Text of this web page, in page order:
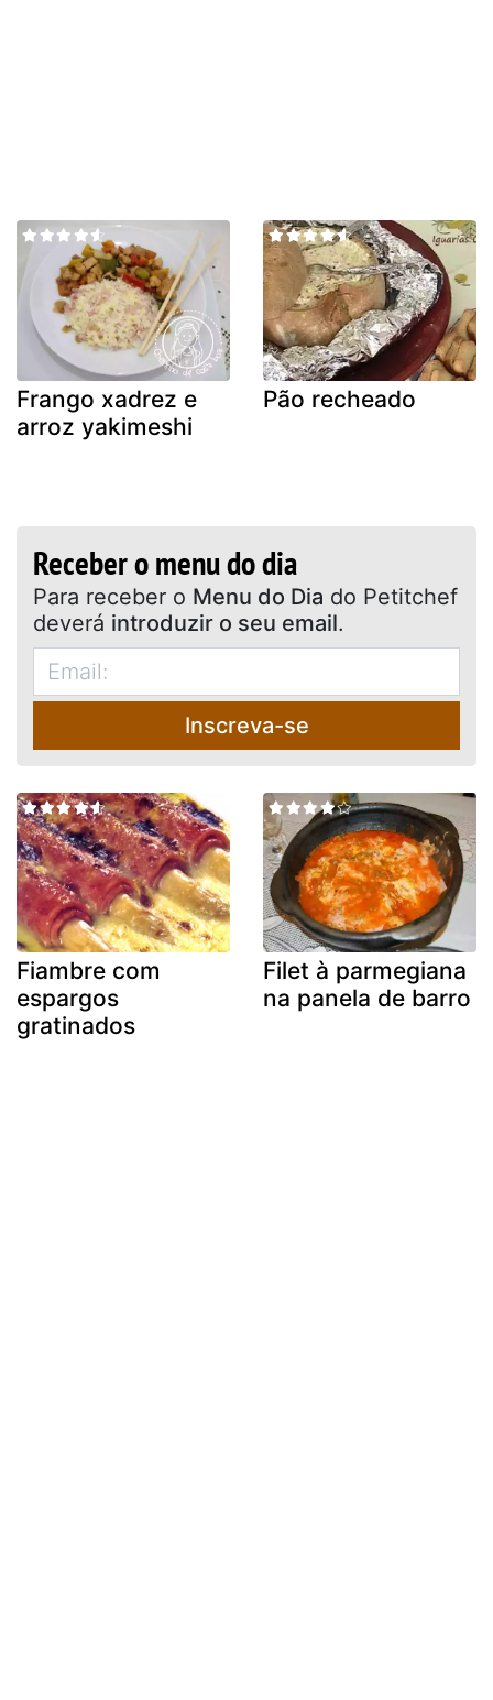
Frango xadrez e
arroz yakimeshi
Pão recheado
Receber o menu do dia
Para receber o Menu do Dia do Petitchef
deverá introduzir o seu email.
Inscreva-se
Fiambre com
espargos
gratinados
Filet à parmegiana
na panela de barro